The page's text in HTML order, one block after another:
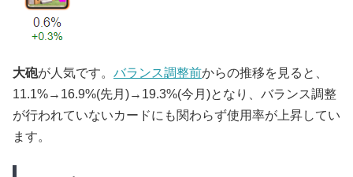
大砲が人気です。 バランス調整前からの推移を見ると、
11.1%→16.9%(先月)→19.3%(今月)となり、バランス調整
が行われていないカードにも関わらず使用率が上昇してい
ます。